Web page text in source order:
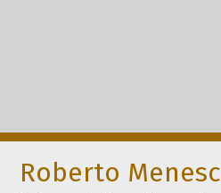
Roberto